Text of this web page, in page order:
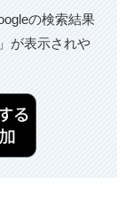
の検索結果
が表示されや